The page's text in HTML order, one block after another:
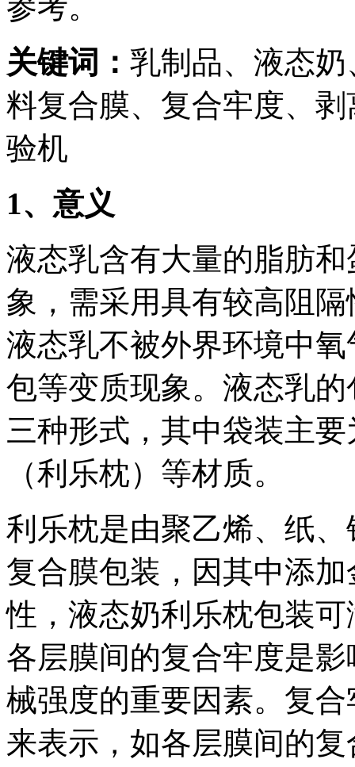
关键词： 乳制品、液态
料复合膜、复合牢度、
验机
1、意义
液态乳含有大量的脂肪
象，需采用具有较高阻
液态乳不被外界环境中
包等变质现象。液态乳
三种形式，其中袋装主
（利乐枕）等材质。
利乐枕是由聚乙烯、纸
复合膜包装，因其中添
性，液态奶利乐枕包装
各层膜间的复合牢度是
械强度的重要因素。复
来表示，如各层膜间的